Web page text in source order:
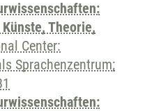
Theorie,
Center:
Sprachenzentrum;